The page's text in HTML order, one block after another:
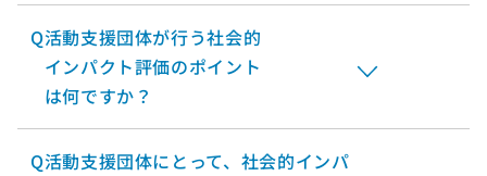
Q活動支援団体が行う社会的
インパクト評価のポイント
は何ですか？
Q活動支援団体にとって、社会的インパ